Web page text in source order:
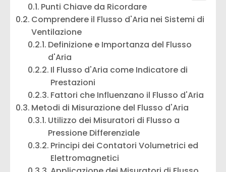
Punti Chiave da Ricordare
Comprendere il Flusso d'Aria nei Sistemi di
Ventilazione
Definizione e Importanza del Flusso
d'Aria
Il Flusso d'Aria come Indicatore di
Prestazioni
Fattori che Influenzano il Flusso d'Aria
Metodi di Misurazione del Flusso d'Aria
Utilizzo dei Misuratori di Flusso a
Pressione Differenziale
Principi dei Contatori Volumetrici ed
Elettromagnetici